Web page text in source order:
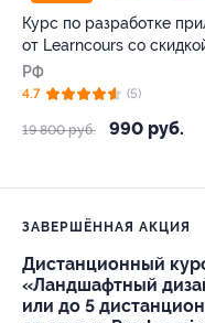
Курс по разработке
от Learncours со
РФ
19 800 руб. 990 руб.
4.7 (5)
ЗАВЕРШЁННАЯ АКЦИЯ
Дистанционный
«Ландшафтный
или до 5